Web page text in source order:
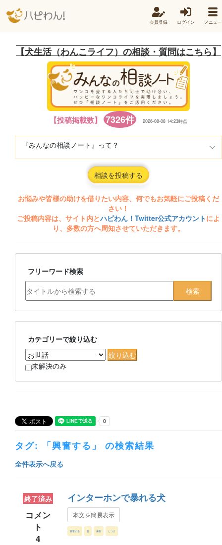
会員登録 ログイン メニュー
【犬生活（わんこライフ）の相談・質問はこちら】
【投稿掲載数】 7326件 2026-08-08 14:23時点
『みんなの相談ノート』って？
相談を投稿する
お悩みや皆様の助けを借りたい内容、何でもお気軽にご投稿くだ
さい！
ご投稿内容は、サイト内とハピわん！Twitter公式アカウントによ
り、多数の方へ周知させていただきます。
フリーワード検索
カテゴリーで絞り込む
未解決のみ
タグ: 「興奮する」 の検索結果
全件表示へ戻る
終了済み
コメン
ト
4
インターホンで暴れる犬
本文を簡易表示
興奮する 音 来客 しつけ